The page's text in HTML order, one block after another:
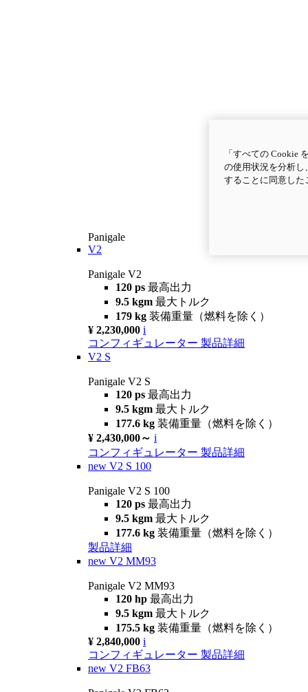
Panigale
V2
Panigale V2
120 ps 最高出力
9.5 kgm 最大トルク
179 kg 装備重量（燃料を除く）
¥ 2,230,000 i
コンフィギュレーター 製品詳細
V2 S
Panigale V2 S
120 ps 最高出力
9.5 kgm 最大トルク
177.6 kg 装備重量（燃料を除く）
¥ 2,430,000～ i
コンフィギュレーター 製品詳細
new V2 S 100
Panigale V2 S 100
120 ps 最高出力
9.5 kgm 最大トルク
177.6 kg 装備重量（燃料を除く）
製品詳細
new V2 MM93
Panigale V2 MM93
120 hp 最高出力
9.5 kgm 最大トルク
175.5 kg 装備重量（燃料を除く）
¥ 2,840,000 i
コンフィギュレーター 製品詳細
new V2 FB63
「すべての Cookie
の使用状況を分析し
することに同意し